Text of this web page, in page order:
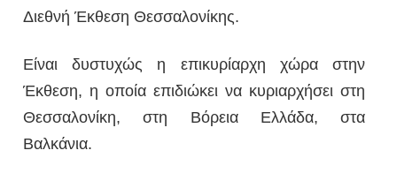
Διεθνή Έκθεση Θεσσαλονίκης.
Είναι δυστυχώς η επικυρίαρχη χώρα στην
Έκθεση, η οποία επιδιώκει να κυριαρχήσει στη
Θεσσαλονίκη, στη Βόρεια Ελλάδα, στα
Βαλκάνια.